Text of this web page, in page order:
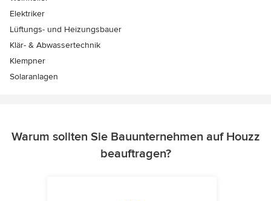
Elektriker
Lüftungs- und Heizungsbauer
Klär- & Abwassertechnik
Klempner
Solaranlagen
Warum sollten Sie Bauunternehmen auf Houzz
beauftragen?